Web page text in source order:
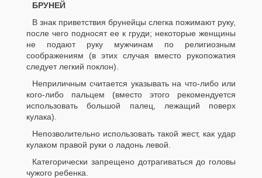
БРУНЕЙ
В знак приветствия брунейцы слегка пожимают руку,
после чего подносят ее к груди; некоторые женщины
не подают руку мужчинам по религиозным
соображениям (в этих случая вместо рукопожатия
следует легкий поклон).
Неприличным считается указывать на что-либо или
кого-либо пальцем (вместо этого рекомендуется
использовать большой палец, лежащий поверх
кулака).
Непозволительно использовать такой жест, как удар
кулаком правой руки о ладонь левой.
Категорически запрещено дотрагиваться до головы
чужого ребенка.